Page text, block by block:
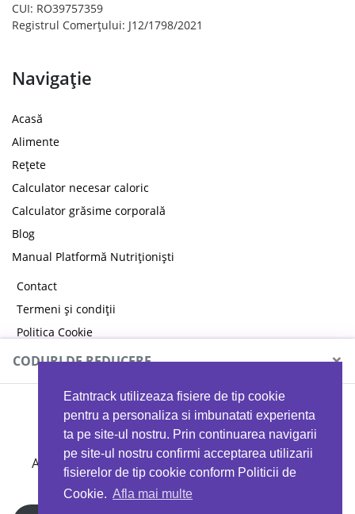
Eatntrack utilizeaza fisiere de tip cookie
pentru a personaliza si imbunatati experienta
ta pe site-ul nostru. Prin continuarea navigarii
pe site-ul nostru confirmi acceptarea utilizarii
fisierelor de tip cookie conform Politicii de
Cookie. Afla mai multe
CUI: RO39757359
Registrul Comerțului: J12/1798/2021
Navigație
Acasă
Alimente
Rețete
Calculator necesar caloric
Calculator grăsime corporală
Blog
Manual Platformă Nutriționiști
Contact
Termeni și condiții
Politica Cookie
Politica de confidențialitate
CODURI DE REDUCERE ×
MYPROTEIN
Ai 40%reducere la orice comandă folosind codul
EATTRACK